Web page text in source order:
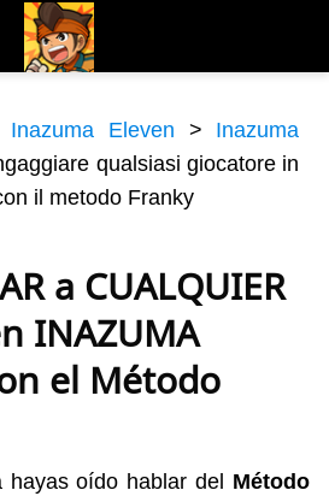
Inazuma Eleven > Inazuma
qualsiasi giocatore in
il metodo Franky
a CUALQUIER
INAZUMA
el Método
oído hablar del Método